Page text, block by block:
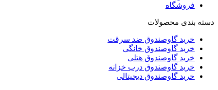
فروشگاه
دسته بندی محصولات
خرید گاوصندوق ضد سرقت
خرید گاوصندوق خانگی
خرید گاوصندوق هتلی
خرید گاوصندوق درب خزانه
خرید گاوصندوق دیجیتالی